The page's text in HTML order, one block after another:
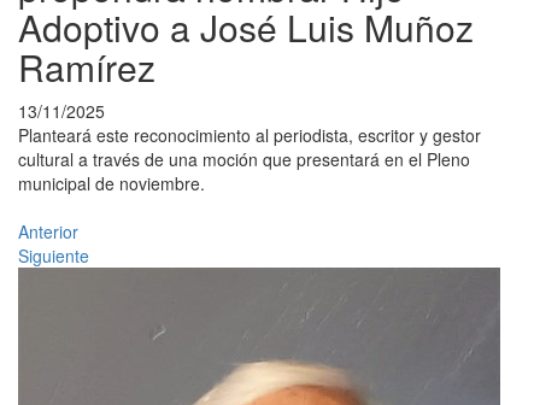
Adoptivo a José Luis Muñoz
Ramírez
13/11/2025
Planteará este reconocimiento al periodista, escritor y gestor
cultural a través de una moción que presentará en el Pleno
municipal de noviembre.
Anterior
Siguiente